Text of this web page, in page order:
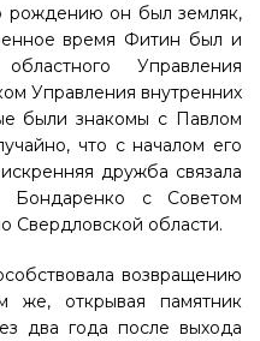
рождению он был земляк,
время Фитин был и
Управления
Управления внутренних
были знакомы с Павлом
что с началом его
дружба связала
Бондаренко с Советом
Свердловской области.
возвращению
же, открывая памятник
два года после выхода